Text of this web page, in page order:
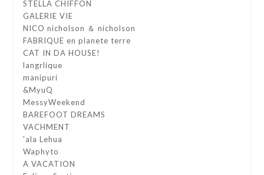
STELLA CHIFFON
GALERIE VIE
NICO nicholson ＆ nicholson
FABRIQUE en planete terre
CAT IN DA HOUSE!
langrlique
manipuri
&MyuQ
MessyWeekend
BAREFOOT DREAMS
VACHMENT
'ala Lehua
Waphyto
A VACATION